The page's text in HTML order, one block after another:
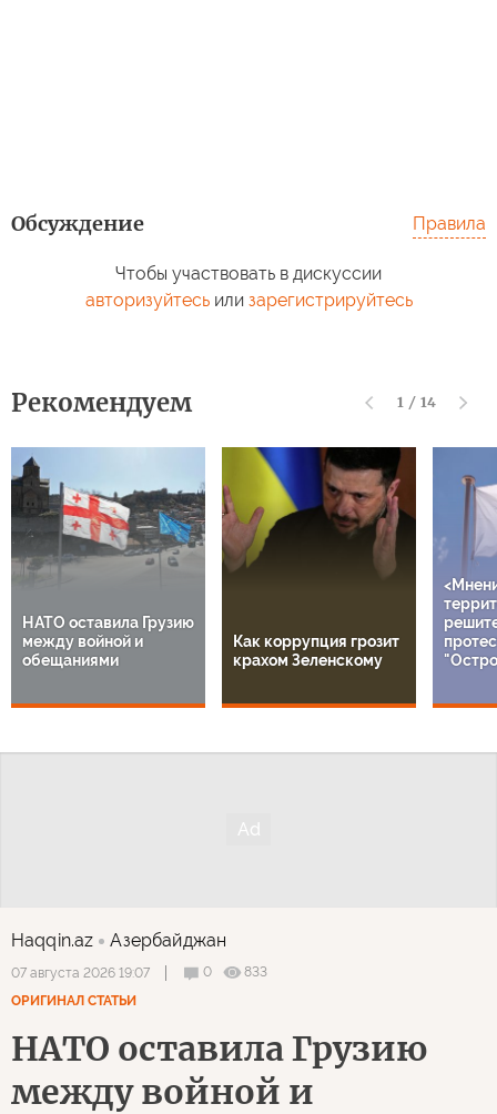
Обсуждение Правила
Чтобы участвовать в дискуссии
авторизуйтесьили зарегистрируйтесь
Рекомендуем 1 / 14
НАТО оставила Грузию
между войной и
обещаниями
Как коррупция грозит
крахом Зеленскому
Haqqin.az Азербайджан
07 августа 2026 19:07 0
833
ОРИГИНАЛ СТАТЬИ
НАТО оставила Грузию
между войной и